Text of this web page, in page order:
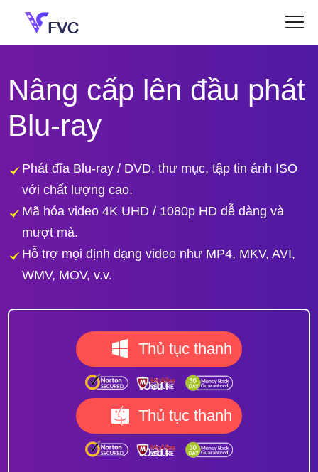
Nâng cấp lên đầu phát
Blu-ray
Phát đĩa Blu-ray / DVD, thư mục, tập tin ảnh ISO
với chất lượng cao.
Mã hóa video 4K UHD / 1080p HD dễ dàng và
mượt mà.
Hỗ trợ mọi định dạng video như MP4, MKV, AVI,
WMV, MOV, v.v.
Thủ tục thanh
toán
Thủ tục thanh
toán